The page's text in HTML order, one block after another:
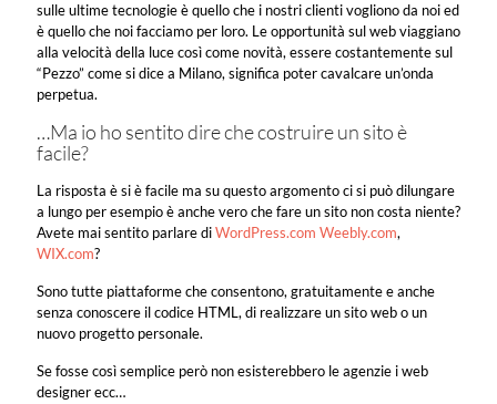
sulle ultime tecnologie è quello che i nostri clienti vogliono da noi ed
è quello che noi facciamo per loro. Le opportunità sul web viaggiano
alla velocità della luce così come novità, essere costantemente sul
“Pezzo” come si dice a Milano, significa poter cavalcare un’onda
perpetua.
…Ma io ho sentito dire che costruire un sito è
facile?
La risposta è si è facile ma su questo argomento ci si può dilungare
a lungo per esempio è anche vero che fare un sito non costa niente?
Avete mai sentito parlare diWordPress.com Weebly.com,
WIX.com?
Sono tutte piattaforme che consentono, gratuitamente e anche
senza conoscere il codice HTML, di realizzare un sito web o un
nuovo progetto personale.
Se fosse così semplice però non esisterebbero le agenzie i web
designer ecc…